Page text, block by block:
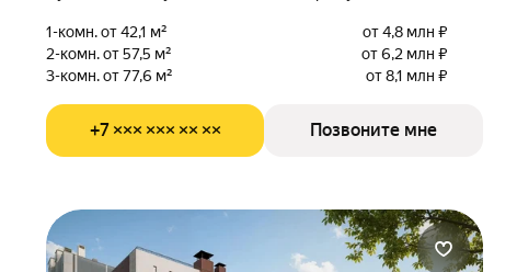
1-комн. от 42,1 м²
от 4,8 млн ₽
2-комн. от 57,5 м²
от 6,2 млн ₽
3-комн. от 77,6 м²
от 8,1 млн ₽
+7 ××× ××× ×× ×× Позвоните мне